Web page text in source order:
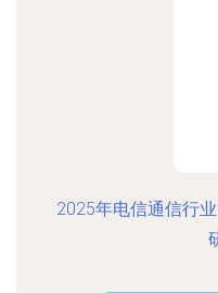
2025年电信通信行